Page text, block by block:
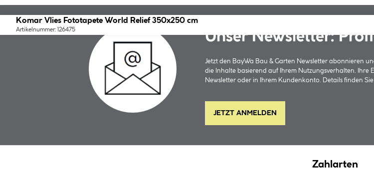
Komar Vlies Fototapete World Relief 350x250 cm
Artikelnummer: 126475 Unser Newsletter:
Jetzt den BayWa Bau & Garten Newsletter abonnieren
die Inhalte basierend auf Ihrem Nutzungsverhalten.
Newsletter oder in Ihrem Kundenkonto. Details finden
JETZT ANMELDEN
Zahlarten